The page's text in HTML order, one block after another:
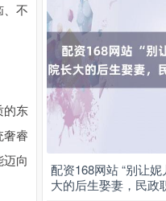
、不
的东
奢睿
向
期指IC0
配资168网站 “别让
大的后生娶妻，民政